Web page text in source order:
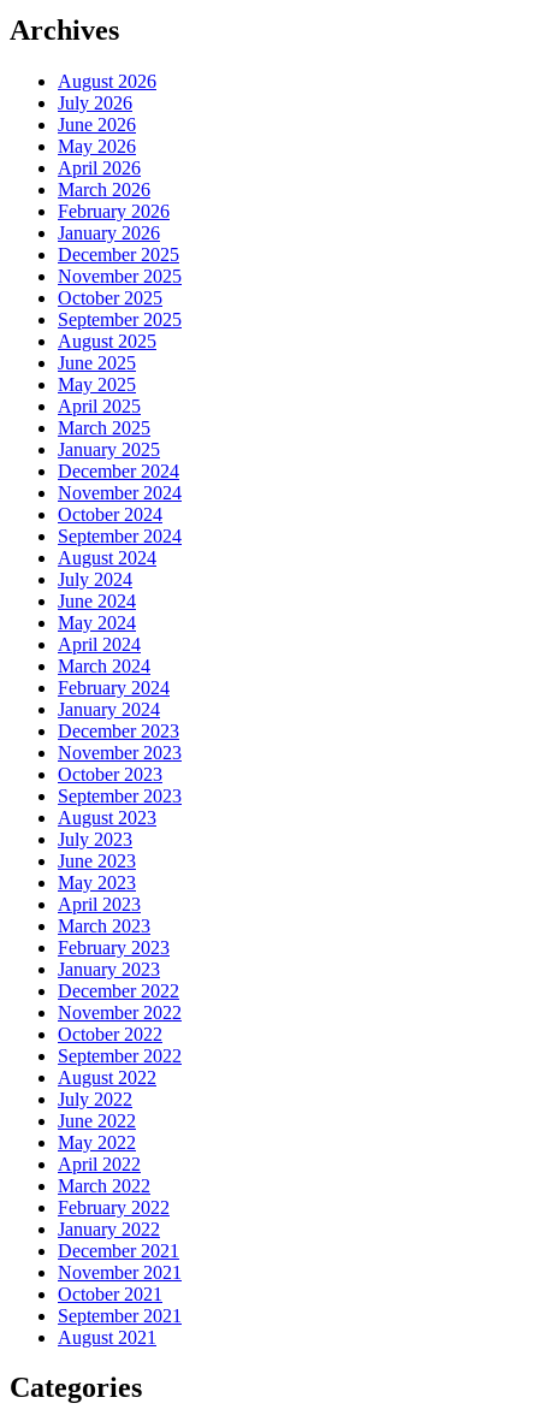
Archives
August 2026
July 2026
June 2026
May 2026
April 2026
March 2026
February 2026
January 2026
December 2025
November 2025
October 2025
September 2025
August 2025
June 2025
May 2025
April 2025
March 2025
January 2025
December 2024
November 2024
October 2024
September 2024
August 2024
July 2024
June 2024
May 2024
April 2024
March 2024
February 2024
January 2024
December 2023
November 2023
October 2023
September 2023
August 2023
July 2023
June 2023
May 2023
April 2023
March 2023
February 2023
January 2023
December 2022
November 2022
October 2022
September 2022
August 2022
July 2022
June 2022
May 2022
April 2022
March 2022
February 2022
January 2022
December 2021
November 2021
October 2021
September 2021
August 2021
Categories